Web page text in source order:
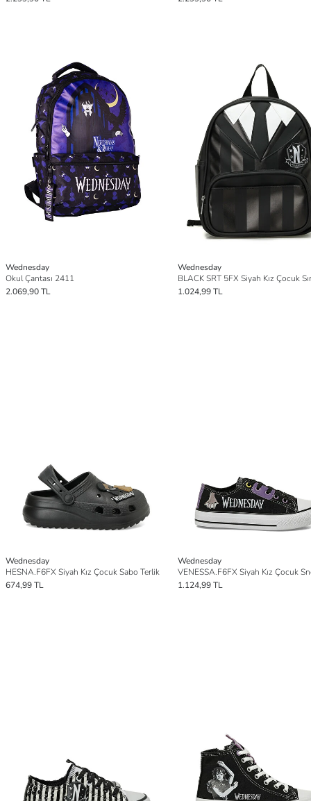
Wednesday
Okul Çantası 2411
2.069,90 TL
Wednesday
1.024,99 TL
Wednesday
HESNA.F6FX Siyah Kız Çocuk Sabo Terlik
674,99 TL
Wednesday
VENESSA.F6FX Siyah Kız Çocuk
1.124,99 TL